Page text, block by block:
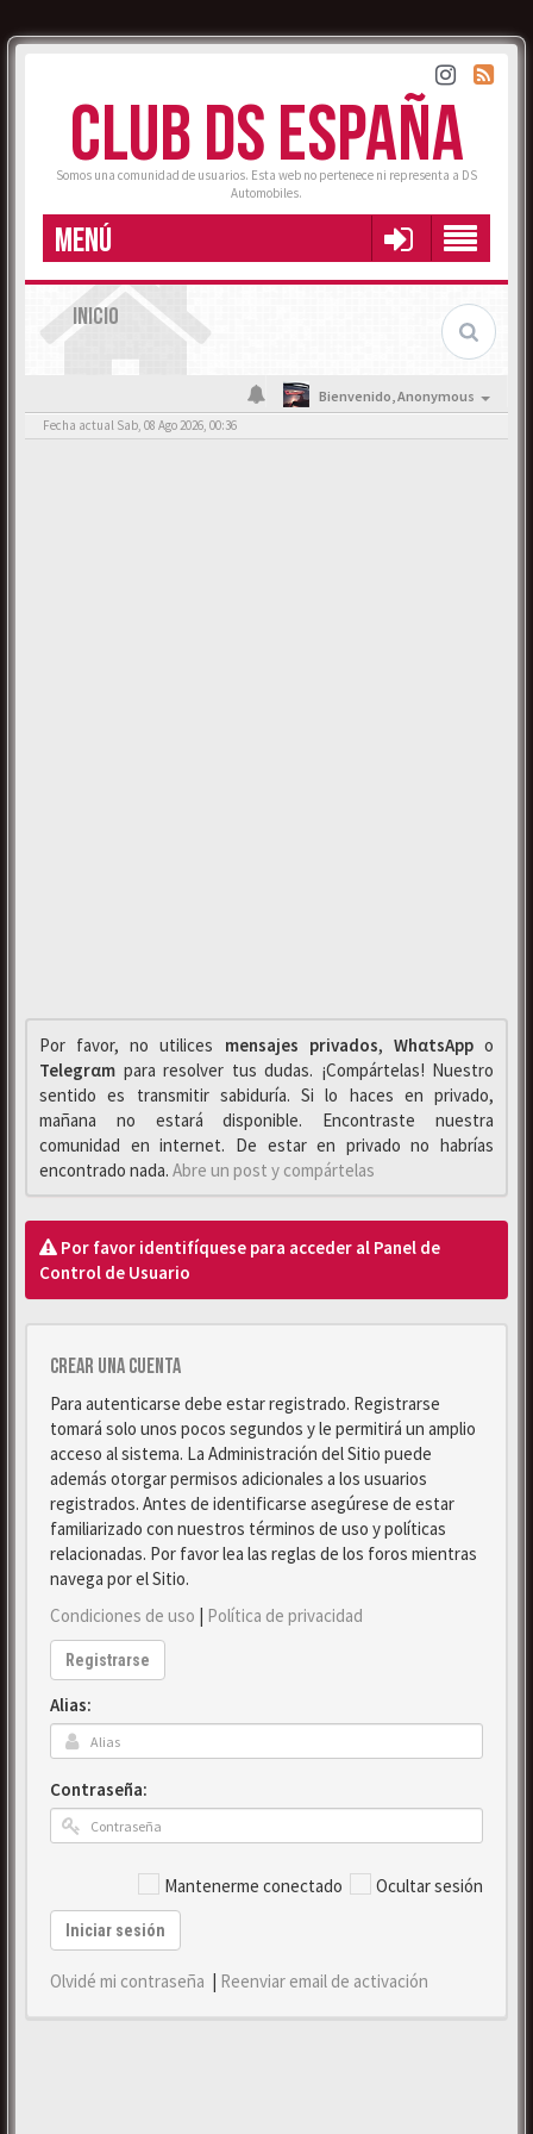
CLUB DS ESPAÑA
Somos una comunidad de usuarios. Esta web no pertenece ni representa a DS
Automobiles.
MENÚ
INICIO
Bienvenido,Anonymous
Fecha actual Sab, 08 Ago 2026, 00:36
Por favor, no utilices mensajes privados, WhαtsAppo
Telegrαm para resolver tus dudas. ¡Compártelas! Nuestro
sentido es transmitir sabiduría. Si lo haces en privado,
mañana no estará disponible. Encontraste nuestra
comunidad en internet. De estar en privado no habrías
encontrado nada. Abre un post y compártelas
Por favor identifíquese para acceder al Panel de
Control de Usuario
Crear una cuenta
Para autenticarse debe estar registrado. Registrarse
tomará solo unos pocos segundos y le permitirá un amplio
acceso al sistema. La Administración del Sitio puede
además otorgar permisos adicionales a los usuarios
registrados. Antes de identificarse asegúrese de estar
familiarizado con nuestros términos de uso y políticas
relacionadas. Por favor lea las reglas de los foros mientras
navega por el Sitio.
Condiciones de uso | Política de privacidad
Registrarse
Alias:
Contraseña:
Mantenerme conectado Ocultar sesión
Iniciar sesión
Olvidé mi contraseña | Reenviar email de activación